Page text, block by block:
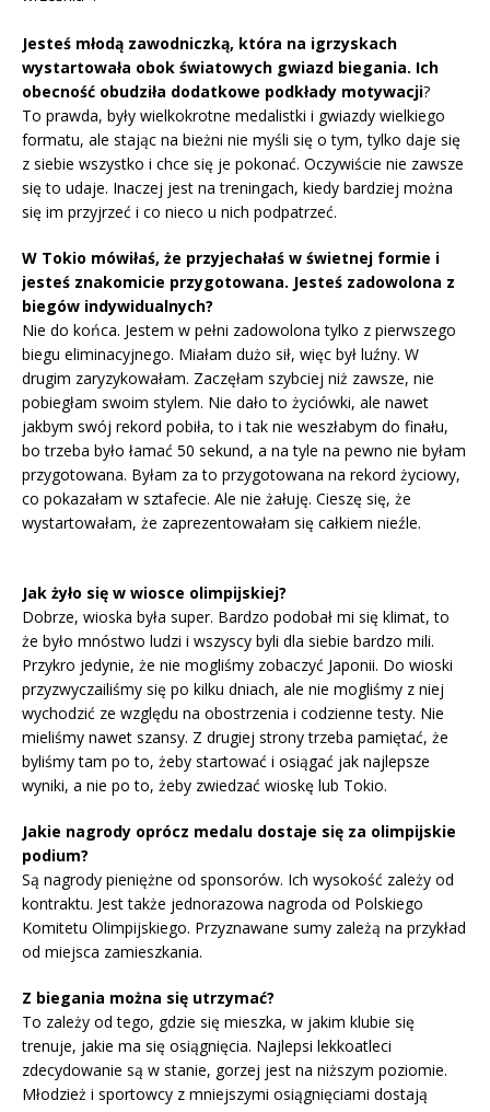
Jesteś młodą zawodniczką, która na igrzyskach
wystartowała obok światowych gwiazd biegania. Ich
obecność obudziła dodatkowe podkłady motywacji?
To prawda, były wielkokrotne medalistki i gwiazdy wielkiego
formatu, ale stając na bieżni nie myśli się o tym, tylko daje się
z siebie wszystko i chce się je pokonać. Oczywiście nie zawsze
się to udaje. Inaczej jest na treningach, kiedy bardziej można
się im przyjrzeć i co nieco u nich podpatrzeć.
W Tokio mówiłaś, że przyjechałaś w świetnej formie i
jesteś znakomicie przygotowana. Jesteś zadowolona z
biegów indywidualnych?
Nie do końca. Jestem w pełni zadowolona tylko z pierwszego
biegu eliminacyjnego. Miałam dużo sił, więc był luźny. W
drugim zaryzykowałam. Zaczęłam szybciej niż zawsze, nie
pobiegłam swoim stylem. Nie dało to życiówki, ale nawet
jakbym swój rekord pobiła, to i tak nie weszłabym do finału,
bo trzeba było łamać 50 sekund, a na tyle na pewno nie byłam
przygotowana. Byłam za to przygotowana na rekord życiowy,
co pokazałam w sztafecie. Ale nie żałuję. Cieszę się, że
wystartowałam, że zaprezentowałam się całkiem nieźle.
Jak żyło się w wiosce olimpijskiej?
Dobrze, wioska była super. Bardzo podobał mi się klimat, to
że było mnóstwo ludzi i wszyscy byli dla siebie bardzo mili.
Przykro jedynie, że nie mogliśmy zobaczyć Japonii. Do wioski
przyzwyczailiśmy się po kilku dniach, ale nie mogliśmy z niej
wychodzić ze względu na obostrzenia i codzienne testy. Nie
mieliśmy nawet szansy. Z drugiej strony trzeba pamiętać, że
byliśmy tam po to, żeby startować i osiągać jak najlepsze
wyniki, a nie po to, żeby zwiedzać wioskę lub Tokio.
Jakie nagrody oprócz medalu dostaje się za olimpijskie
podium?
Są nagrody pieniężne od sponsorów. Ich wysokość zależy od
kontraktu. Jest także jednorazowa nagroda od Polskiego
Komitetu Olimpijskiego. Przyznawane sumy zależą na przykład
od miejsca zamieszkania.
Z biegania można się utrzymać?
To zależy od tego, gdzie się mieszka, w jakim klubie się
trenuje, jakie ma się osiągnięcia. Najlepsi lekkoatleci
zdecydowanie są w stanie, gorzej jest na niższym poziomie.
Młodzież i sportowcy z mniejszymi osiągnięciami dostają